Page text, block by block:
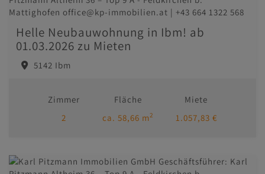
Helle Neubauwohnung in Ibm! ab
01.03.2026 zu Mieten
5142 Ibm
Zimmer
2
Fläche
ca. 58,66 m2
Miete
1.057,83 €